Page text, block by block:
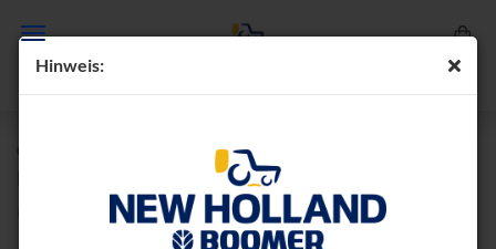
Hin­weis:
OPG-​SCHUTZVORRICHTUNG FÜR STOLL-​
FRONTLADER AM BOO­MER 25 COM­PACT
1000658-​1000402-1000380)